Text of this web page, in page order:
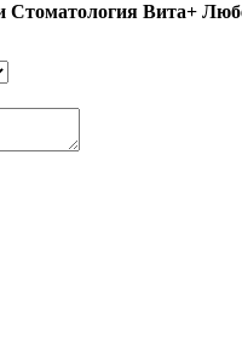
Стоматология Вита+